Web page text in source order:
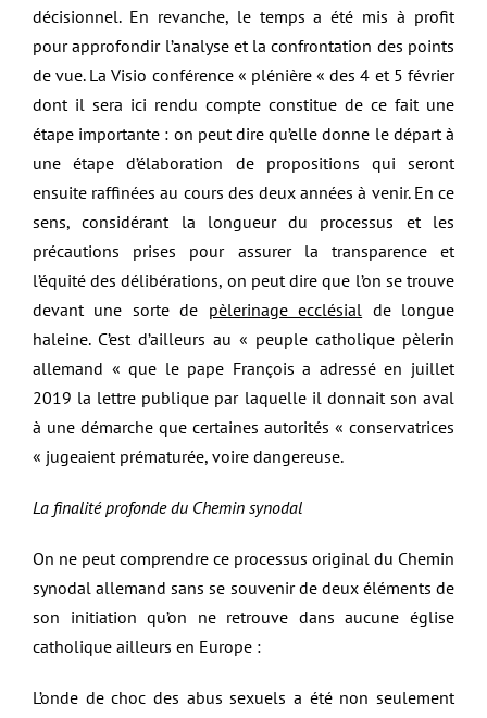
décisionnel. En revanche, le temps a été mis à profit
pour approfondir l’analyse et la confrontation des points
de vue. La Visio conférence « plénière « des 4 et 5 février
dont il sera ici rendu compte constitue de ce fait une
étape importante : on peut dire qu’elle donne le départ à
une étape d’élaboration de propositions qui seront
ensuite raffinées au cours des deux années à venir. En ce
sens, considérant la longueur du processus et les
précautions prises pour assurer la transparence et
l’équité des délibérations, on peut dire que l’on se trouve
devant une sorte de pèlerinage ecclésial de longue
haleine. C’est d’ailleurs au « peuple catholique pèlerin
allemand « que le pape François a adressé en juillet
2019 la lettre publique par laquelle il donnait son aval
à une démarche que certaines autorités « conservatrices
« jugeaient prématurée, voire dangereuse.
La finalité profonde du Chemin synodal
On ne peut comprendre ce processus original du Chemin
synodal allemand sans se souvenir de deux éléments de
son initiation qu’on ne retrouve dans aucune église
catholique ailleurs en Europe :
L’onde de choc des abus sexuels a été non seulement